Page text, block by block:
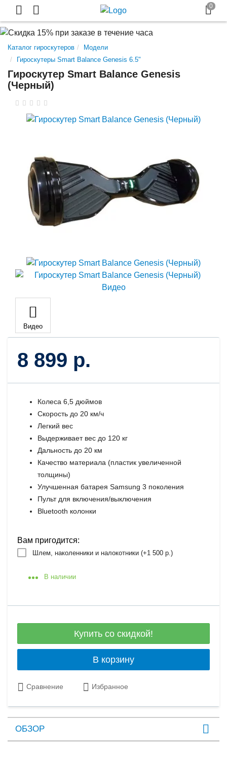
Каталог гироскутеров
Модели
Гироскутеры Smart Balance Genesis 6.5"
Гироскутер Smart Balance Genesis
(Черный)
Видео
8 899 р.
Колеса 6,5 дюймов
Скорость до 20 км/ч
Легкий вес
Выдерживает вес до 120 кг
Дальность до 20 км
Качество материала (пластик увеличенной
толщины)
Улучшенная батарея Samsung 3 поколения
Пульт для включения/выключения
Bluetooth колонки
Вам пригодится:
Шлем, наколенники и налокотники (+1 500 р.)
В наличии
Купить со скидкой!
В корзину
Сравнение Избранное
ОБЗОР